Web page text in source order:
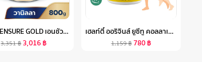
[ขายดี] ENSURE GOLD เอนชัวร์ โกลด์ กลิ่นวานิลลา 800G 3 กระป๋อง ENSURE GOLD VANILLA 800G X3
3,351฿ 3,016฿
เฮลท์ตี้ ออริจินส์ ยูซีทู คอลลาเจน 40 MG X 60 เม็ด HEALTHY ORIGINS UC II UC2 คอลลาเจนไทพ์ทู /กินร่วมกับ แคลเซี่ยม กลูโคซามีน น้ำมันปลา โอเมก้า 3 พิคโนจินอล ขมิ้นชัน วิตามินดี เค คอลลาเจน กระดูก เจ็บเข่า
1,159฿ 780฿